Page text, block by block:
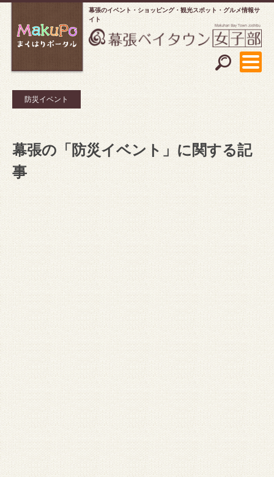
幕張のイベント・ショッピング
観光スポット・グルメ情報サ
イト
防災イベント
幕張の「防災イベント」に関する記
事